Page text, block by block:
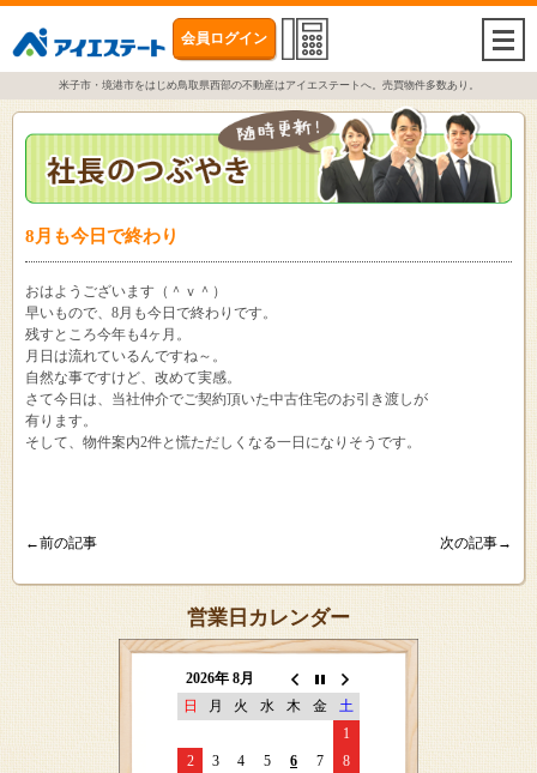
会員ログイン
米子市・境港市をはじめ鳥取県西部の不動産はアイエステートへ。売買物件多数あり。
8月も今日で終わり
おはようございます（＾ｖ＾）
早いもので、8月も今日で終わりです。
残すところ今年も4ヶ月。
月日は流れているんですね～。
自然な事ですけど、改めて実感。
さて今日は、当社仲介でご契約頂いた中古住宅のお引き渡しが
有ります。
そして、物件案内2件と慌ただしくなる一日になりそうです。
←前の記事 次の記事→
営業日カレンダー
2026年 8月
日
月 火 水 木 金
土
1
2
3 4 5 6 7
8